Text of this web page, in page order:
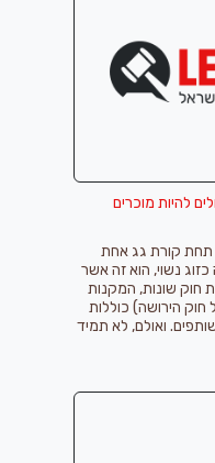
להיות מוכרים
תחת קורת גג אחת
נשוי, הוא זה אשר
חוק שונות, המקנות
חוק הירושה) כוללות
ואולם, לא תמיד